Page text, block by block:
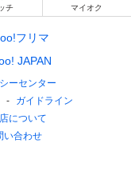
チ マイオク
フリマ
JAPAN
ーセンター
ガイドライン
について
い合わせ